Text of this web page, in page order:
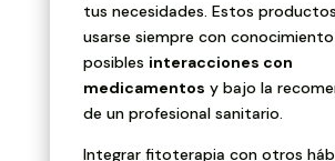
tus necesidades. Estos
usarse siempre con
posibles interacciones con
medicamentos y bajo la
de un profesional sanitario.
Integrar fitoterapia con otros